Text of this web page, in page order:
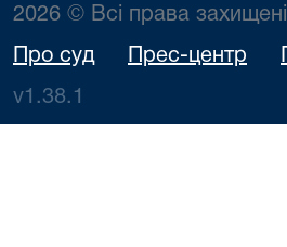
2026 © Всі права захищені
Про суд Прес-центр
v1.38.1